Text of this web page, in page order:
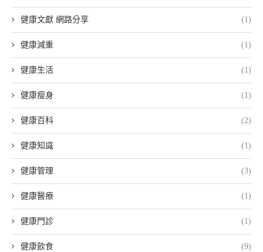
健康文獻 網路分享 (1)
健康減重 (1)
健康生活 (1)
健康瘦身 (1)
健康百科 (2)
健康知識 (1)
健康管理 (3)
健康醫療 (1)
健康門診 (1)
健康飲食 (9)